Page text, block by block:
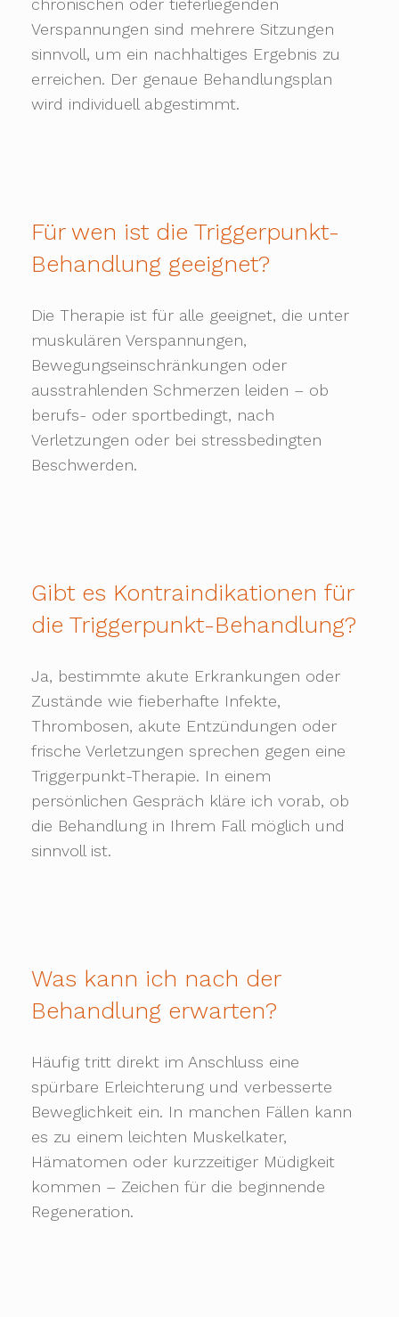
Verspannungen sind mehrere Sitzungen
sinnvoll, um ein nachhaltiges Ergebnis zu
erreichen. Der genaue Behandlungsplan
wird individuell abgestimmt.
Für wen ist die Triggerpunkt-
Behandlung geeignet?
Die Therapie ist für alle geeignet, die unter
muskulären Verspannungen,
Bewegungseinschränkungen oder
ausstrahlenden Schmerzen leiden – ob
berufs- oder sportbedingt, nach
Verletzungen oder bei stressbedingten
Beschwerden.
Gibt es Kontraindikationen für
die Triggerpunkt-Behandlung?
Ja, bestimmte akute Erkrankungen oder
Zustände wie fieberhafte Infekte,
Thrombosen, akute Entzündungen oder
frische Verletzungen sprechen gegen eine
Triggerpunkt-Therapie. In einem
persönlichen Gespräch kläre ich vorab, ob
die Behandlung in Ihrem Fall möglich und
sinnvoll ist.
Was kann ich nach der
Behandlung erwarten?
Häufig tritt direkt im Anschluss eine
spürbare Erleichterung und verbesserte
Beweglichkeit ein. In manchen Fällen kann
es zu einem leichten Muskelkater,
Hämatomen oder kurzzeitiger Müdigkeit
kommen – Zeichen für die beginnende
Regeneration.